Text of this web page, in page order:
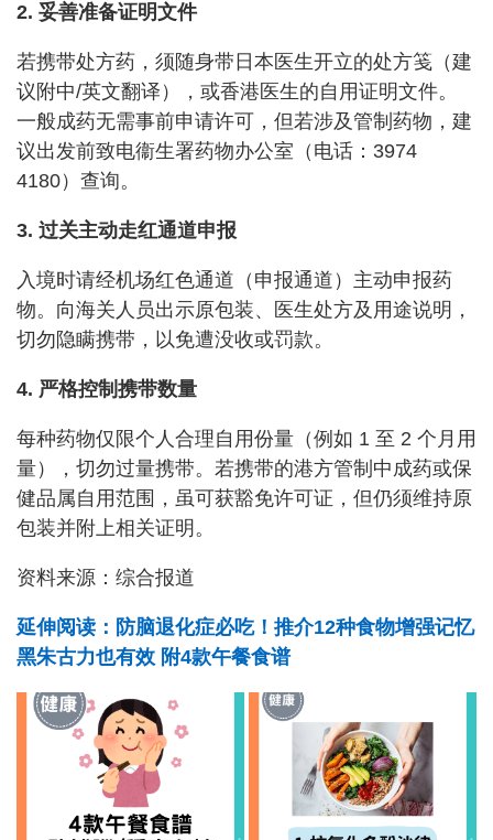
2. 妥善准备证明文件
若携带处方药，须随身带日本医生开立的处方笺（建
议附中/英文翻译），或香港医生的自用证明文件。
一般成药无需事前申请许可，但若涉及管制药物，建
议出发前致电衞生署药物办公室（电话：3974
4180）查询。
3. 过关主动走红通道申报
入境时请经机场红色通道（申报通道）主动申报药
物。向海关人员出示原包装、医生处方及用途说明，
切勿隐瞒携带，以免遭没收或罚款。
4. 严格控制携带数量
每种药物仅限个人合理自用份量（例如 1 至 2 个月用
量），切勿过量携带。若携带的港方管制中成药或保
健品属自用范围，虽可获豁免许可证，但仍须维持原
包装并附上相关证明。
资料来源：综合报道
延伸阅读：防脑退化症必吃！推介12种食物增强记忆
黑朱古力也有效 附4款午餐食谱